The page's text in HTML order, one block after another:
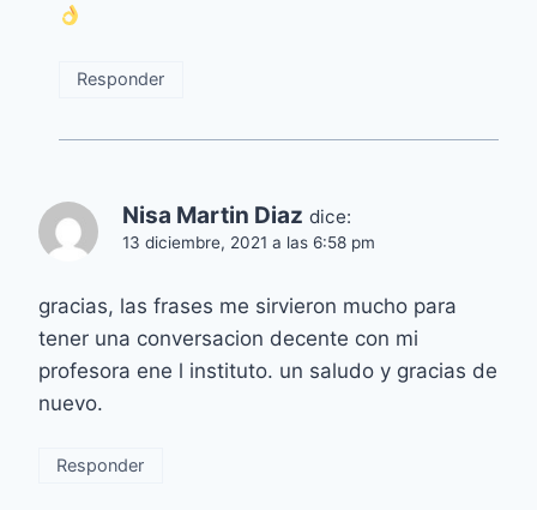
Responder
Nisa Martin Diaz dice:
13 diciembre, 2021 a las 6:58 pm
gracias, las frases me sirvieron mucho para
tener una conversacion decente con mi
profesora ene l instituto. un saludo y gracias de
nuevo.
Responder